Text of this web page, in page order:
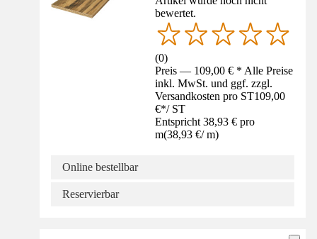
bewertet.
(0)
Preis — 109,00 € * Alle Preise
inkl. MwSt. und ggf. zzgl.
Versandkosten pro ST109,00
€*/ ST
Entspricht 38,93 € pro
m(38,93 €/ m)
Online bestellbar
Reservierbar